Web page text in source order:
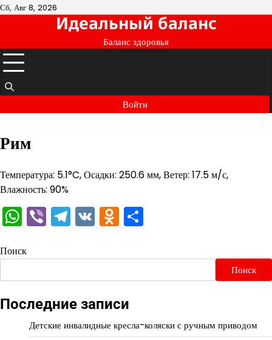
Перейти
Сб, Авг 8, 2026
Идеальный баланс
Баланс здоровья
Войти
Рим
Температура: 5.1°C, Осадки: 250.6 мм, Ветер: 17.5 м/с,
Влажность: 90%
WhatsApp
ViberTelegram
VKOdnoklassniki
Поиск
Поиск
Последние записи
Детские инвалидные кресла-коляски с ручным приводом